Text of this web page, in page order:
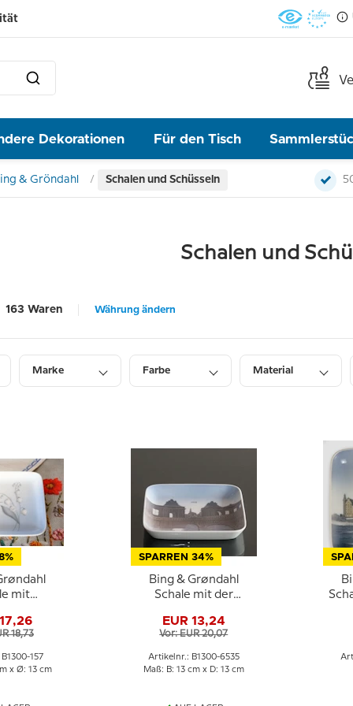
Dekorationen Für den Tisch
& Gröndahl Schalen und Schüsseln
Schalen und
163 Waren Währung ändern
Marke Farbe Material
mit
157
18,73
157
x Ø: 13 cm
SPARREN 34%
Bing & Grøndahl
Schale mit der
1300-6535
EUR 13,24
Vor: EUR 20,07
Artikelnr.: B1300-6535
Maß: B: 13 cm x D: 13 cm